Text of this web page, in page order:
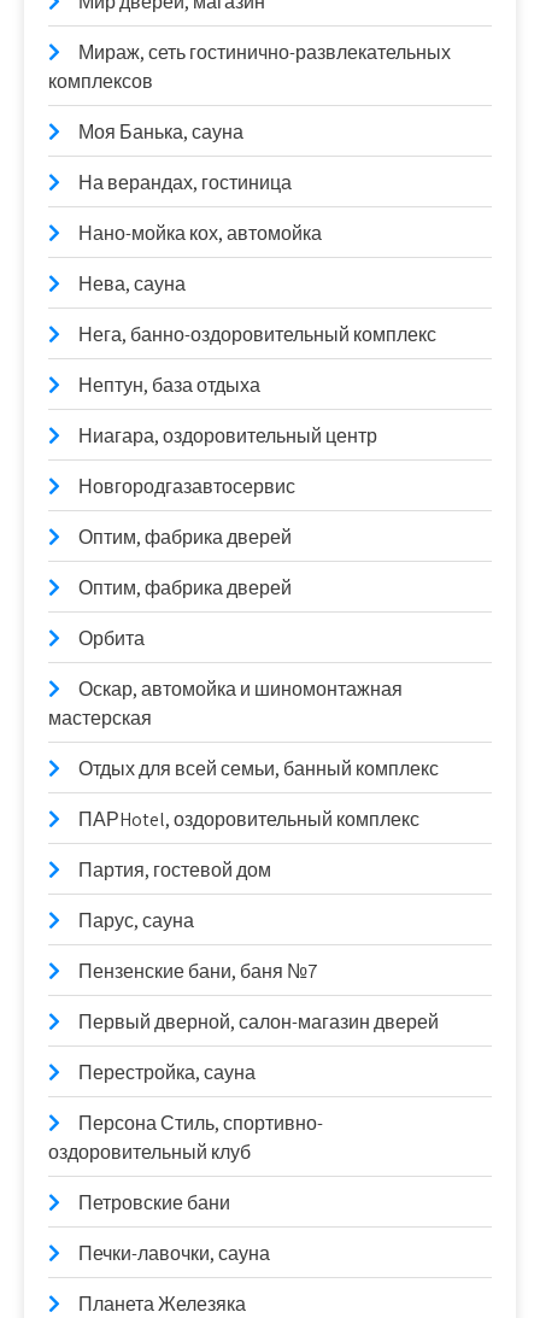
Мираж, сеть гостинично-развлекательных
комплексов
Моя Банька, сауна
На верандах, гостиница
Нано-мойка кох, автомойка
Нева, сауна
Нега, банно-оздоровительный комплекс
Нептун, база отдыха
Ниагара, оздоровительный центр
Новгородгазавтосервис
Оптим, фабрика дверей
Оптим, фабрика дверей
Орбита
Оскар, автомойка и шиномонтажная
мастерская
Отдых для всей семьи, банный комплекс
ПАРHotel, оздоровительный комплекс
Партия, гостевой дом
Парус, сауна
Пензенские бани, баня №7
Первый дверной, салон-магазин дверей
Перестройка, сауна
Персона Стиль, спортивно-
оздоровительный клуб
Петровские бани
Печки-лавочки, сауна
Планета Железяка